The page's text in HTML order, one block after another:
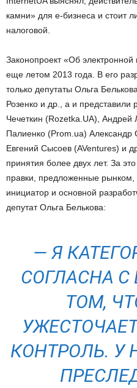
камни» для е-бизнеса и стоит
налоговой.
Законопроект «Об
еще летом 2013 года. В его
только депутаты Ольга
Розенко и др., а и представили
Чечеткин (Rozetka.UA), Андрей
Палиенко (Prom.ua) Александр
Евгений Сысоев (AVentures) и
принятия более двух лет. За
правки, предложенные
инициатор и основной
депутат Ольга Белькова:
— Я
СОГЛАСНА
ТОМ,
КОНТРОЛЬ. У